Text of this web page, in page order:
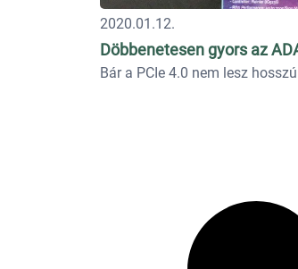
2020.01.12.
Döbbenetesen gyors az
Bár a PCIe 4.0 nem lesz